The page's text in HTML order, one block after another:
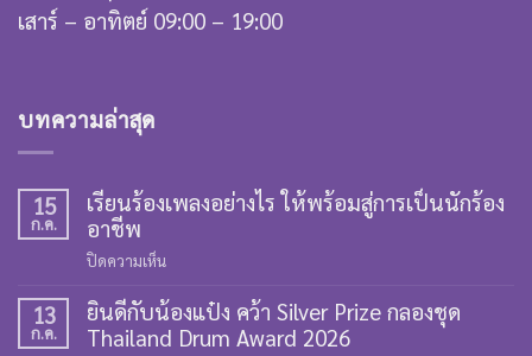
เสาร์ – อาทิตย์ 09:00 – 19:00
บทความล่าสุด
15
ก.ค.
เรียนร้องเพลงอย่างไร ให้พร้อมสู่การเป็นนักร้อง
อาชีพ
ปิดความเห็น
ร้อง
เพลง
13
ก.ค.
ยินดีกับน้องแป๋ง คว้า Silver Prize กลองชุด
Thailand Drum Award 2026